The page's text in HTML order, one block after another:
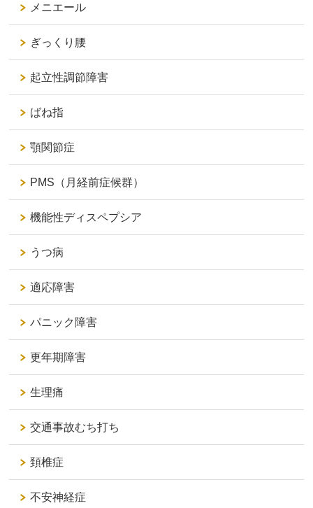
メニエール
ぎっくり腰
起立性調節障害
ばね指
顎関節症
PMS（月経前症候群）
機能性ディスペプシア
うつ病
適応障害
パニック障害
更年期障害
生理痛
交通事故むち打ち
頚椎症
不安神経症